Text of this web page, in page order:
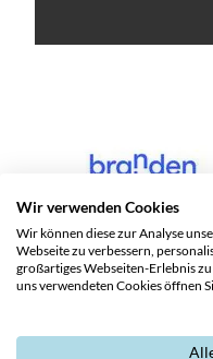
Wir verwenden Cookies
Wir können diese zur Analyse
Webseite zu verbessern,
großartiges Webseiten-Erlebnis
uns verwendeten Cookies öffnen